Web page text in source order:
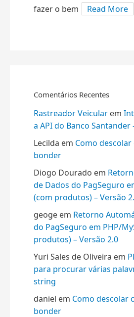
fazer o bem
Read More
Comentários Recentes
Rastreador Veicular em
a API do Banco Santander
Lecilda em Como
bonder
Diogo Dourado em
de Dados do PagSeguro
(com produtos) – Versão
geoge em Retorno
do PagSeguro em PHP/
produtos) – Versão 2.0
Yuri Sales de Oliveira em
para procurar várias
string
daniel em Como descolar
bonder